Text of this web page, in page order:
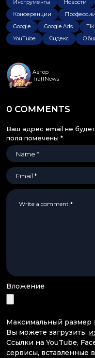
Инструменты
Новости
Конференции
Профессии
Google
Google Ads
YouTube
Яндекс
Автор
TraffNews
0 COMMENTS
Ваш адрес email не
поля помечены *
Вложение
Максимальный размер
Вы можете загрузить:
Ссылки на YouTube,
сервисы, вставленные